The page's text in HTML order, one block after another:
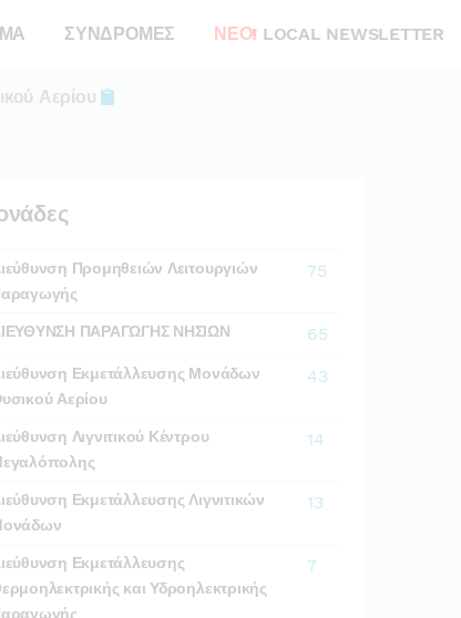
ΣΥΝΔΡΟΜΕΣ ΝΕΟ! LOCAL NEWSLETTER
Αερίου
Προμηθειών Λειτουργιών
75
ΠΑΡΑΓΩΓΗΣ ΝΗΣΙΩΝ 65
Εκμετάλλευσης Μονάδων
Αερίου
43
Λιγνιτικού Κέντρου
14
Εκμετάλλευσης Λιγνιτικών
13
Εκμετάλλευσης
και Υδροηλεκτρικής
7